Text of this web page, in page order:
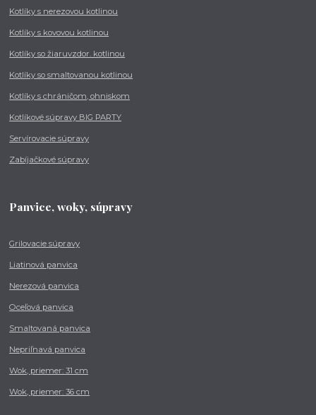
Kotlíky s nerezovou kotlinou
Kotlíky s kovovou kotlinou
Kotlíky so žiaruvzdor. kotlinou
Kotlíky so smaltovanou kotlinou
Kotlíky s chráničom, ohniskom
Kotlíkové súpravy BIG PARTY
Servírovacie súpravy
Zabíjačkové súpravy
Panvice, woky, súpravy
Grilovacie súpravy
Liatinová panvica
Nerezová panvica
Oceľová panvica
Smaltovaná panvica
Nepriľnavá panvica
Wok, priemer: 31 cm
Wok, priemer: 36 cm